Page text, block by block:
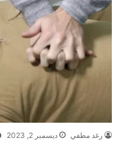
رغد مطفي ديسمبر 2, 2023